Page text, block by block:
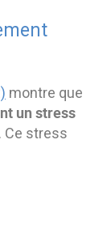
montre que
un stress
. Ce stress